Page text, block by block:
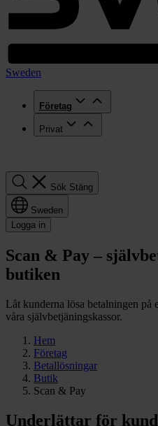
Sweden
Företag
Privat
Sök Stäng
Sweden
Logga in
Scan & Pay –
butiken
Låt kunderna lösa betalningen på
våra självbetjäningskassor.
Hem
Företag
Betallösningar
Butik
Scan & Pay
Underlättar för